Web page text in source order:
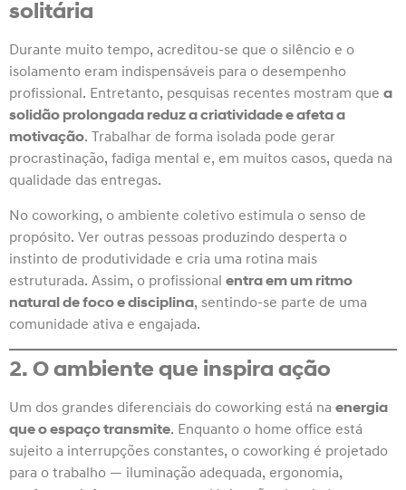
solitária
Durante muito tempo, acreditou-se que o silêncio e o
isolamento eram indispensáveis para o desempenho
profissional. Entretanto, pesquisas recentes mostram que a
solidão prolongada reduz a criatividade e afeta a
motivação. Trabalhar de forma isolada pode gerar
procrastinação, fadiga mental e, em muitos casos, queda na
qualidade das entregas.
No coworking, o ambiente coletivo estimula o senso de
propósito. Ver outras pessoas produzindo desperta o
instinto de produtividade e cria uma rotina mais
estruturada. Assim, o profissional entra em um ritmo
natural de foco e disciplina, sentindo-se parte de uma
comunidade ativa e engajada.
2. O ambiente que inspira ação
Um dos grandes diferenciais do coworking está na energia
que o espaço transmite. Enquanto o home office está
sujeito a interrupções constantes, o coworking é projetado
para o trabalho — iluminação adequada, ergonomia,